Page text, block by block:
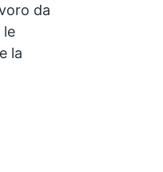
da
le
la